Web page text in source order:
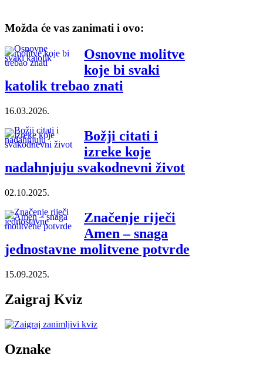
Možda će vas zanimati i ovo:
Osnovne molitve
koje bi svaki
katolik trebao znati
16.03.2026.
Božji citati i
izreke koje
nadahnjuju svakodnevni život
02.10.2025.
Značenje riječi
Amen – snaga
jednostavne molitvene potvrde
15.09.2025.
Zaigraj Kviz
Oznake